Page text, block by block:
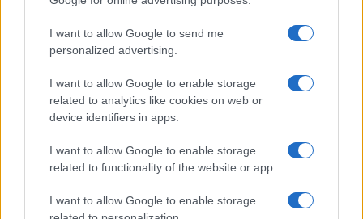
I want to allow Google to send me
personalized advertising.
I want to allow Google to enable storage
related to analytics like cookies on web or
device identifiers in apps.
I want to allow Google to enable storage
related to functionality of the website or app.
I want to allow Google to enable storage